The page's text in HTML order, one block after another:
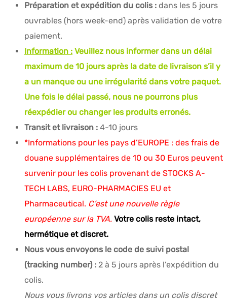
Préparation et expédition du colis : dans les 5 jours
ouvrables (hors week-end) après validation de votre
paiement.
Information : Veuillez nous informer dans un délai
maximum de 10 jours après la date de livraison s’il y
a un manque ou une irrégularité dans votre paquet.
Une fois le délai passé, nous ne pourrons plus
réexpédier ou changer les produits erronés.
Transit et livraison : 4-10 jours
*Informations pour les pays d’EUROPE : des frais de
douane supplémentaires de 10 ou 30 Euros peuvent
survenir pour les colis provenant de STOCKS A-
TECH LABS, EURO-PHARMACIES EU et
Pharmaceutical. C’est une nouvelle règle
européenne sur la TVA. Votre colis reste intact,
hermétique et discret.
Nous vous envoyons le code de suivi postal
(tracking number) : 2 à 5 jours après l’expédition du
colis.
Nous vous livrons vos articles dans un colis discret